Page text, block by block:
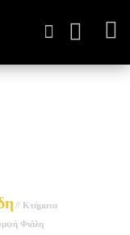
// Κτήματα
Φιάλη